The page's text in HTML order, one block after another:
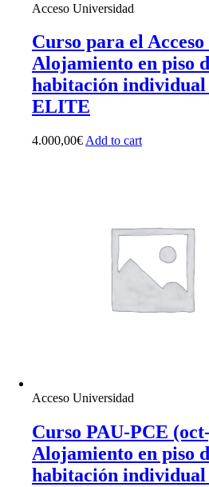
Acceso Universidad
Curso para el
Alojamiento en piso
habitación individual
ELITE
4.000,00€ Add to cart
Acceso Universidad
Curso PAU-PCE
Alojamiento en piso
habitación individual